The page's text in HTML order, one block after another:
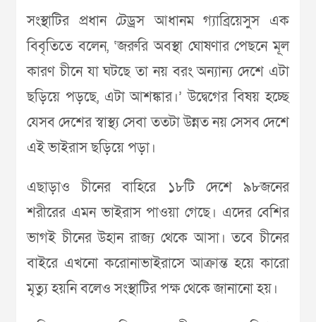
সংস্থাটির প্রধান টেড্রস আধানম গ্যাব্রিয়েসুস এক
বিবৃতিতে বলেন, ‘জরুরি অবস্থা ঘোষণার পেছনে মূল
কারণ চীনে যা ঘটছে তা নয় বরং অন্যান্য দেশে এটা
ছড়িয়ে পড়ছে, এটা আশঙ্কার।’ উদ্বেগের বিষয় হচ্ছে
যেসব দেশের স্বাস্থ্য সেবা ততটা উন্নত নয় সেসব দেশে
এই ভাইরাস ছড়িয়ে পড়া।
এছাড়াও চীনের বাহিরে ১৮টি দেশে ৯৮জনের
শরীরের এমন ভাইরাস পাওয়া গেছে। এদের বেশির
ভাগই চীনের উহান রাজ্য থেকে আসা। তবে চীনের
বাইরে এখনো করোনাভাইরাসে আক্রান্ত হয়ে কারো
মৃত্যু হয়নি বলেও সংস্থাটির পক্ষ থেকে জানানো হয়।